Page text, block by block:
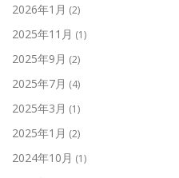
2026年1月 (2)
2025年11月 (1)
2025年9月 (2)
2025年7月 (4)
2025年3月 (1)
2025年1月 (2)
2024年10月 (1)